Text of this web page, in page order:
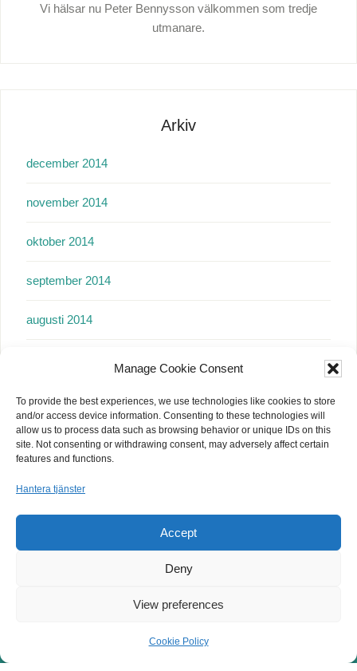
Manage Cookie Consent
To provide the best experiences, we use technologies like cookies to store
and/or access device information. Consenting to these technologies will
allow us to process data such as browsing behavior or unique IDs on this
site. Not consenting or withdrawing consent, may adversely affect certain
features and functions.
Hantera tjänster
Accept
Deny
View preferences
Cookie Policy
Vi hälsar nu Peter Bennysson välkommen som tredje
utmanare.
Arkiv
december 2014
november 2014
oktober 2014
september 2014
augusti 2014
juni 2014
maj 2014
mars 2014
februari 2014
© Copyright 2014 -2024 · All Rights Reserved · Webbproduktion